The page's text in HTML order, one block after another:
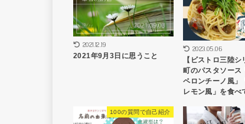
2021.12.19
2021年9月3日に思うこと
2023.05.06
【ビストロ三陸
町のパスタソース
ペロンチーノ風」
レモン風」を食べ
100の質問で自己紹介